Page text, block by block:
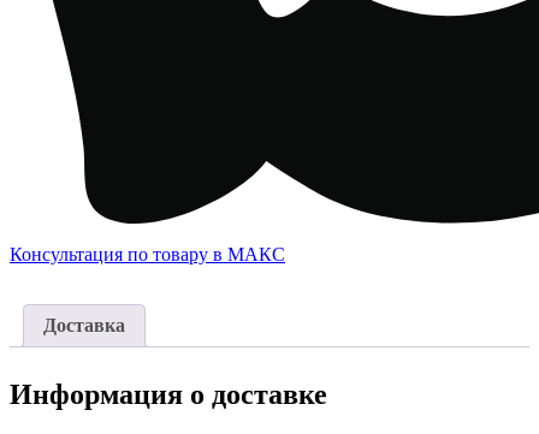
Консультация по товару в МАКС
Доставка
Информация о доставке